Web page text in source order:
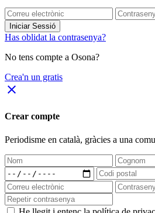
Iniciar Sessió
Has oblidat la contrasenya?
No tens compte a Osona?
Crea'n un gratis
close
Crear compte
Periodisme en català, gràcies a una